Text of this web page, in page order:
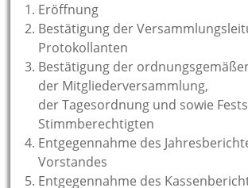
Eröffnung
Bestätigung der
Protokollanten
Bestätigung der
der Mitgliederversammlung,
der Tagesordnung und sowie
Stimmberechtigten
Entgegennahme des
Vorstandes
Entgegennahme des